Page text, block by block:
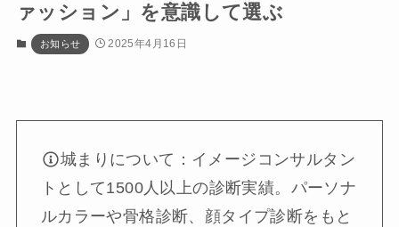
ァッション」を意識して選ぶ
お知らせ 2025年4月16日
城まりについて：イメージコンサルタン
トとして1500人以上の診断実績。パーソナ
ルカラーや骨格診断、顔タイプ診断をもと